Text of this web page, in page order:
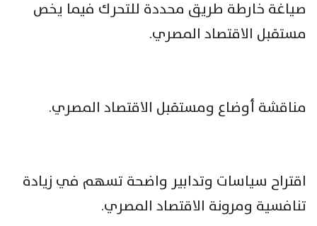
صياغة خارطة طريق محددة للتحرك فيما يخص
مستقبل الاقتصاد المصري.
مناقشة أوضاع ومستقبل الاقتصاد المصري.
اقتراح سياسات وتدابير واضحة تسهم في زيادة
تنافسية ومرونة الاقتصاد المصري.